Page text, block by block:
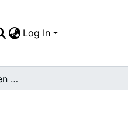
Log In
Presentación cultural en el parque Bolívar